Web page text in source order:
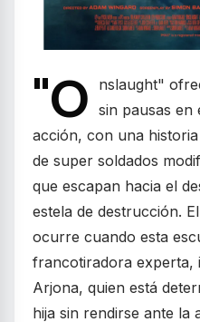
"O
nslaught"
sin pausas
acción, con una
de super soldados
que escapan hacia el
estela de destrucción.
ocurre cuando esta
francotiradora experta,
Arjona, quien está
hija sin rendirse ante la